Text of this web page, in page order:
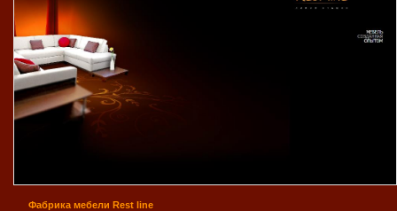
Фабрика мебели Rest line